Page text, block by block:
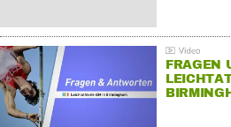
FRAGEN